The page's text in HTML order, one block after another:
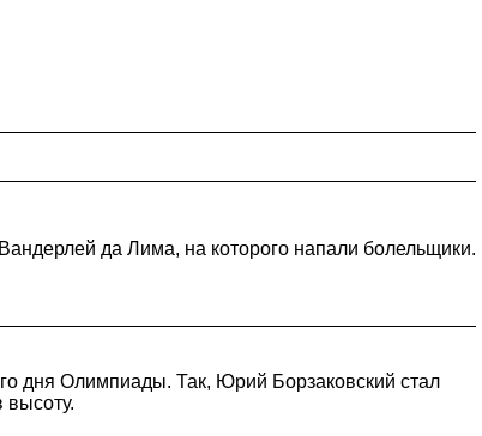
да Лима, на которого напали болельщики.
дня Олимпиады. Так, Юрий Борзаковский стал
высоту.